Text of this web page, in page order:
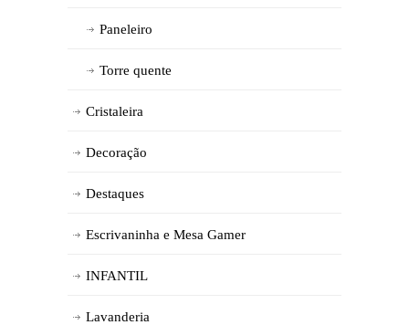
Paneleiro
Torre quente
Cristaleira
Decoração
Destaques
Escrivaninha e Mesa Gamer
INFANTIL
Lavanderia